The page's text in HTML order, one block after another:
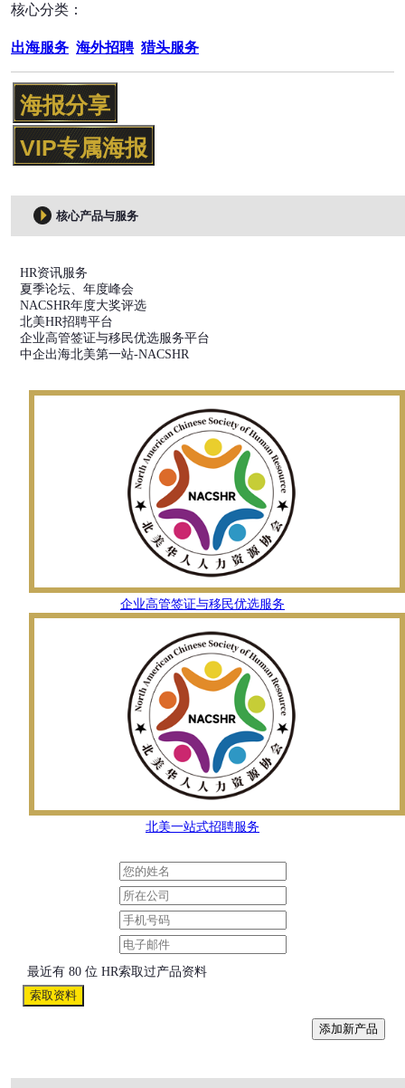
核心分类：
出海服务 海外招聘 猎头服务
海报分享
VIP专属海报
核心产品与服务
HR资讯服务
夏季论坛、年度峰会
NACSHR年度大奖评选
北美HR招聘平台
企业高管签证与移民优选服务平台
中企出海北美第一站-NACSHR
企业高管签证与移民优选服务
北美一站式招聘服务
最近有 80 位 HR索取过产品资料
索取资料
添加新产品